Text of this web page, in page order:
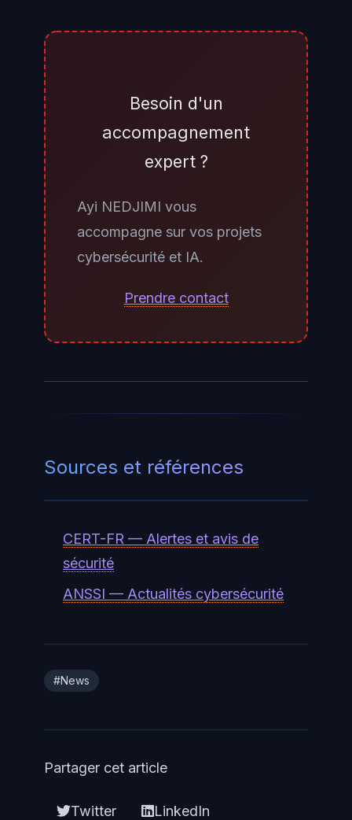
3.1 Pro sur les benchmarks clés
fois plus rapide. Pour les tâches
nécessitant un raisonnement très
système très complexes, il est
conseillé d'attendre les
benchmarks de Gemini 3.5 Pro —
dont le lancement est prévu en
décision d'architecture définitive.
Besoin d'un
accompagnement
expert ?
Ayi NEDJIMI vous
accompagne sur vos projets
cybersécurité et IA.
Prendre contact
Sources et références
CERT-FR — Alertes et avis de
sécurité
ANSSI — Actualités cybersécurité
#News
Partager cet article
Twitter LinkedIn